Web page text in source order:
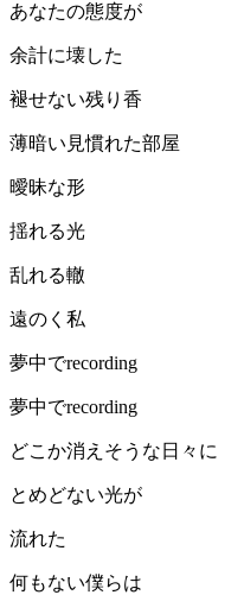
あなたの態度が
余計に壊した
褪せない残り香
薄暗い見慣れた部屋
曖昧な形
揺れる光
乱れる轍
遠のく私
夢中でrecording
夢中でrecording
どこか消えそうな日々に
とめどない光が
流れた
何もない僕らは